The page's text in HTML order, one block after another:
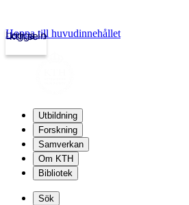
kth.se
Logga in
Hoppa till huvudinnehållet
Utbildning
Forskning
Samverkan
Om KTH
Bibliotek
Sök